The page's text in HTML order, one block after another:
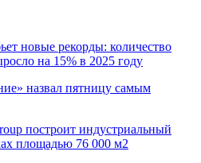
новые рекорды: количество
на 15% в 2025 году
назвал пятницу самым
построит индустриальный
площадью 76 000 м2